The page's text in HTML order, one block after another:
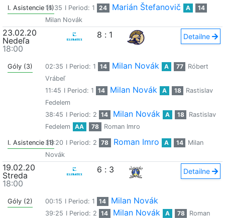
I. Asistencie (1)16:35 I Period: 1 24 Marián Štefanovič A
14
Milan Novák
23.02.20
Nedeľa
18:00
8 : 1 Detailne
Góly (3) 02:35 I Period: 1 14 Milan Novák A 77
Róbert
Vrábeľ
11:45 I Period: 1 14 Milan Novák A 18
Rastislav
Fedelem
38:45 I Period: 2 14 Milan Novák A 18
Rastislav
Fedelem
AA 78 Roman Imro
I. Asistencie (1)33:20 I Period: 2 78 Roman Imro A 14
Milan
Novák
19.02.20
Streda
18:00
6 : 3 Detailne
Góly (2) 00:15 I Period: 1 14 Milan Novák
39:25 I Period: 2 14 Milan Novák A 78
Roman